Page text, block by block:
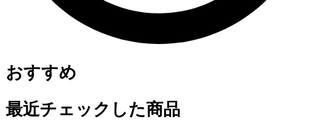
おすすめ
最近チェックした商品